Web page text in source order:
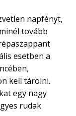
napfényt,
tovább
esetben a
kell tárolni.
egy nagy
rudak